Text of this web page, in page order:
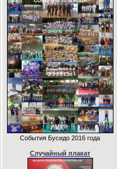
События Бусидо 2016 года
Случайный плакат